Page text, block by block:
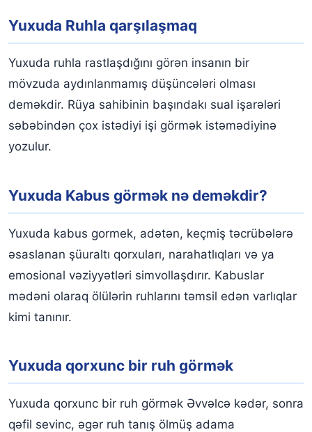
Yuxuda Ruhla qarşılaşmaq
Yuxuda ruhla rastlaşdığını görən insanın bir
mövzuda aydınlanmamış düşüncələri olması
deməkdir. Rüya sahibinin başındakı sual işarələri
səbəbindən çox istədiyi işi görmək istəmədiyinə
yozulur.
Yuxuda Kabus görmək nə deməkdir?
Yuxuda kabus gormek, adətən, keçmiş təcrübələrə
əsaslanan şüuraltı qorxuları, narahatlıqları və ya
emosional vəziyyətləri simvollaşdırır. Kabuslar
mədəni olaraq ölülərin ruhlarını təmsil edən varlıqlar
kimi tanınır.
Yuxuda qorxunc bir ruh görmək
Yuxuda qorxunc bir ruh görmək Əvvəlcə kədər, sonra
qəfil sevinc, əgər ruh tanış ölmüş adama